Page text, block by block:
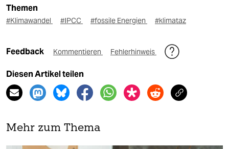
Themen
#Klimawandel #IPCC #fossile Energien #klimataz
Feedback Kommentieren Fehlerhinweis
Diesen Artikel teilen
Mehr zum Thema